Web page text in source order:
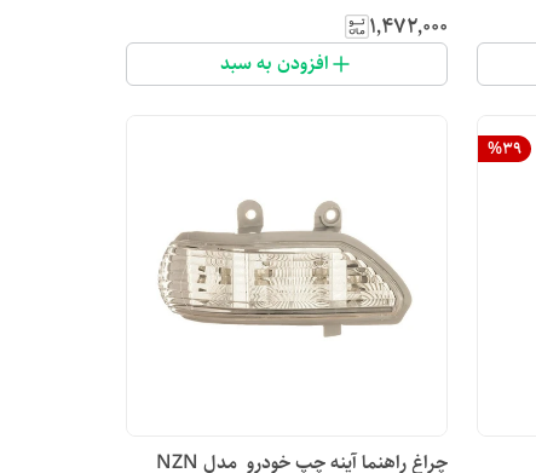
۱٬۴۷۲٬۰۰۰
افزودن به سبد
%39
چراغ راهنما آینه چپ خودرو مدل NZN